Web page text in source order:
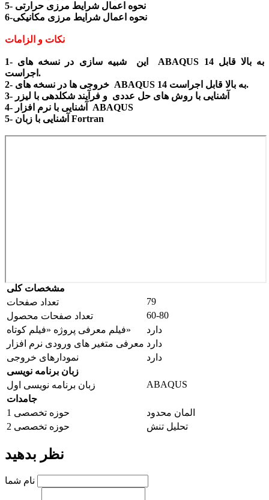
6-نحوه اعمال شرایط مرزی مکانیکی
نکات و الزامات
1- این شبیه سازی در نسخه های ABAQUS 14 به بالا قابل
اجراست.
2- خروجی ها در نسخه های ABAQUS 14 به بالا قابل اجراست.
3- آشنایی با روش های حل عددی و فرآیند شکلدهی با لیزر
4- آشنایی با نرم افزار ABAQUS
5- آشنایی با زبان Fortran
مشخصات کلی
تعداد صفحات
79
تعداد صفحات محصول
60-80
فیلم معرفی پروژه «فیلم کوتاه»
دارد
معرفی متغیر های ورودی نرم افزار دارد
نمودارهای خروجی
دارد
زبان برنامه نویسی
زبان برنامه نویسی اول
ABAQUS
جامدات
حوزه تخصصی 1
المان محدود
حوزه تخصصی 2
تحلیل تنش
نظر بدهید
نام شما